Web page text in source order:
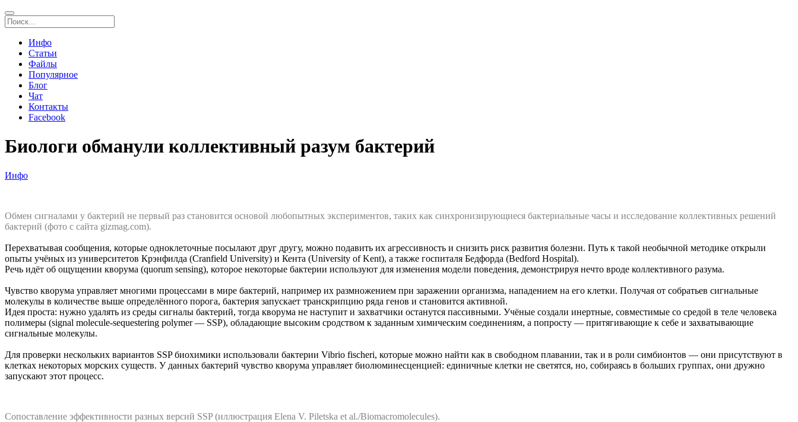
Инфо
Статьи
Файлы
Популярное
Блог
Чат
Контакты
Facebook
Биологи обманули коллективный разум бактерий
Инфо
Обмен сигналами у бактерий не первый раз становится основой любопытных экспериментов, таких как синхронизирующиеся бактериальные часы и исследование коллективных решений
бактерий (фото с сайта gizmag.com).
Перехватывая сообщения, которые одноклеточные посылают друг другу, можно подавить их агрессивность и снизить риск развития болезни. Путь к такой необычной методике открыли
опыты учёных из университетов Крэнфилда (Cranfield University) и Кента (University of Kent), а также госпиталя Бедфорда (Bedford Hospital).
Речь идёт об ощущении кворума (quorum sensing), которое некоторые бактерии используют для изменения модели поведения, демонстрируя нечто вроде коллективного разума.
Чувство кворума управляет многими процессами в мире бактерий, например их размножением при заражении организма, нападением на его клетки. Получая от собратьев сигнальные
молекулы в количестве выше определённого порога, бактерия запускает транскрипцию ряда генов и становится активной.
Идея проста: нужно удалять из среды сигналы бактерий, тогда кворума не наступит и захватчики останутся пассивными. Учёные создали инертные, совместимые со средой в теле человека
полимеры (signal molecule-sequestering polymer — SSP), обладающие высоким сродством к заданным химическим соединениям, а попросту — притягивающие к себе и захватывающие
сигнальные молекулы.
Для проверки нескольких вариантов SSP биохимики использовали бактерии Vibrio fischeri, которые можно найти как в свободном плавании, так и в роли симбионтов — они присутствуют в
клетках некоторых морских существ. У данных бактерий чувство кворума управляет биолюминесценцией: единичные клетки не светятся, но, собираясь в больших группах, они дружно
запускают этот процесс.
Сопоставление эффективности разных версий SSP (иллюстрация Elena V. Piletska et al./Biomacromolecules).